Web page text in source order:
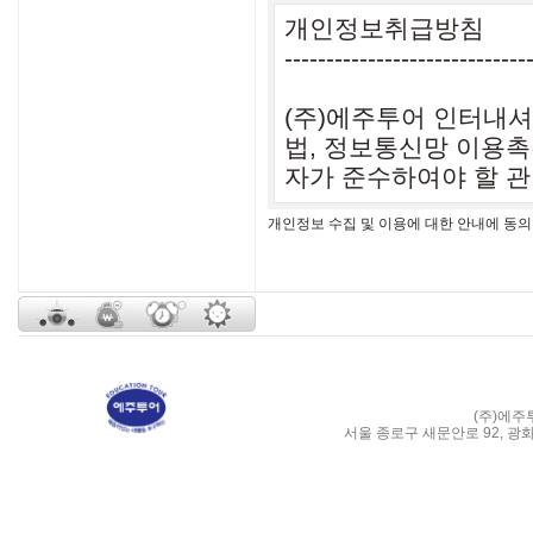
개인정보 수집 및 이용에 대한 안내에 동
(주)에주
서울 종로구 새문안로 92, 광